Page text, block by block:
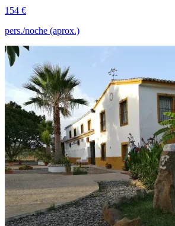
154 €
pers./noche (aprox.)